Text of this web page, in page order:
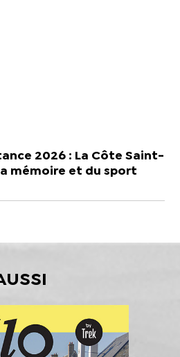
2026 : La Côte Saint-
mémoire et du sport